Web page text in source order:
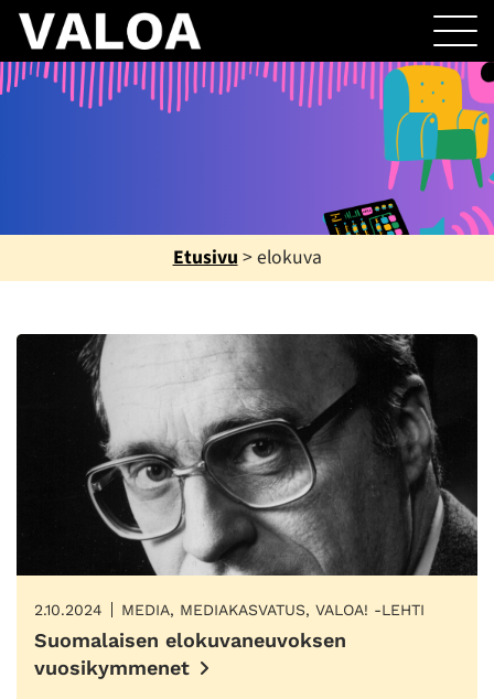
Etusivu > elokuva
2.10.2024 MEDIA, MEDIAKASVATUS, VALOA! -LEHTI
Suomalaisen elokuvaneuvoksen
vuosikymmenet